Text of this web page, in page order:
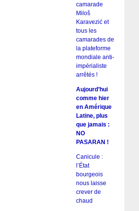
camarade
Miloš
Karavezić et
tous les
camarades de
la plateforme
mondiale anti-
impérialiste
arrêtés !
Aujourd’hui
comme hier
en Amérique
Latine, plus
que jamais :
NO
PASARAN !
Canicule :
l’État
bourgeois
nous laisse
crever de
chaud